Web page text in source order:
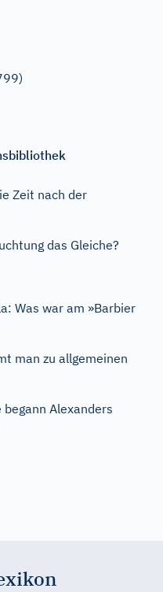
Zeit nach der
das Gleiche?
Was war am »Barbier
man zu allgemeinen
Alexanders